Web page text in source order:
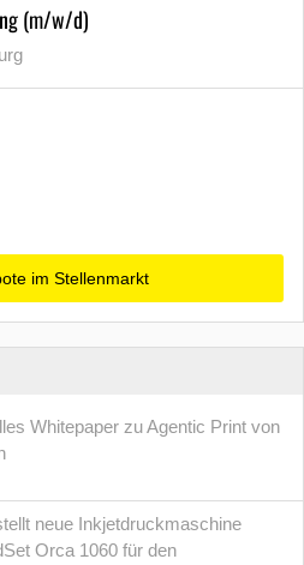
(m/w/d)
im Stellenmarkt
Whitepaper zu Agentic Print von
neue Inkjetdruckmaschine
Orca 1060 für den